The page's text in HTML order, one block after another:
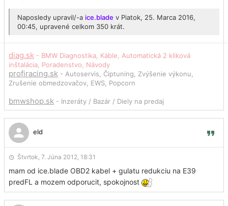
Naposledy upravil/-a ice.blade v Piatok, 25. Marca 2016,
00:45, upravené celkom 350 krát.
diag.sk - BMW Diagnostika, Káble, Automatická 2 kliková
inštalácia, Poradenstvo, Návody
profiracing.sk - Autoservis, Čiptuning, Zvýšenie výkonu,
Zrušenie obmedzovačov, EWS, Popcorn
bmwshop.sk - Inzeráty / Bazár / Diely na predaj
eld
Štvrtok, 7. Júna 2012, 18:31
mam od ice.blade OBD2 kabel + gulatu redukciu na E39
predFL a mozem odporucit, spokojnost